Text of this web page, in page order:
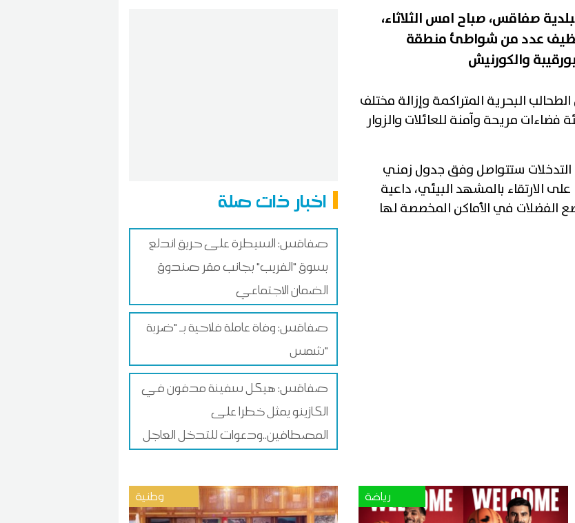
اخبار ذات صلة
صفاقس: السيطرة على حريق اندلع
بسوق "الفريب" بجانب مقر صندوق
الضمان الاجتماعي
صفاقس: وفاة عاملة فلاحية بـ "ضربة
شمس"
صفاقس: هيكل سفينة مدفون في
الكازينو يمثل خطرا على
المصطافين..ودعوات للتدخل العاجل
صفاقس، صباح امس الثلاثاء،
عدد من شواطئ منطقة
البحرية المتراكمة وإزالة مختلف
مريحة وآمنة للعائلات والزوار
ستتواصل وفق جدول زمني
الارتقاء بالمشهد البيئي، داعية
الفضلات في الأماكن المخصصة لها
وطنية رياضة